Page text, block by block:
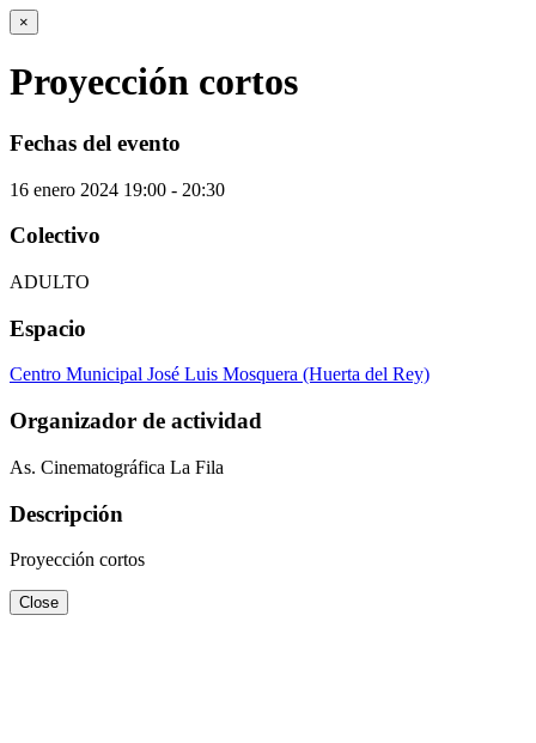
×
Proyección cortos
Fechas del evento
16 enero 2024 19:00 - 20:30
Colectivo
ADULTO
Espacio
Centro Municipal José Luis Mosquera (Huerta del Rey)
Organizador de actividad
As. Cinematográfica La Fila
Descripción
Proyección cortos
Close